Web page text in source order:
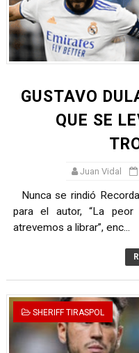
TODO O NADA: LA
André Martínez gana
CLASIFICACIÓN AL
HEILBRUNN,
GUSTAVO
QUE SE
Juan Vidal
Nunca se rindió
para el autor, “La
atrevemos a librar”, enc...
SHERIFF TIRASPOL